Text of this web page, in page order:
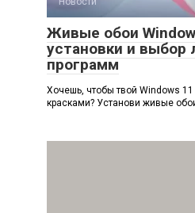
Живые обои
установки и выбор
программ
Хочешь, чтобы твой Windows
красками? Установи живые